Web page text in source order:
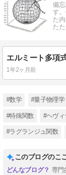
備
す
た
た
エルミート多項
1年2ヶ月前
#数学 #量子物理学
#特殊関数 #ヘヴ
#ラグランジュ関数
このブログのこ
専門